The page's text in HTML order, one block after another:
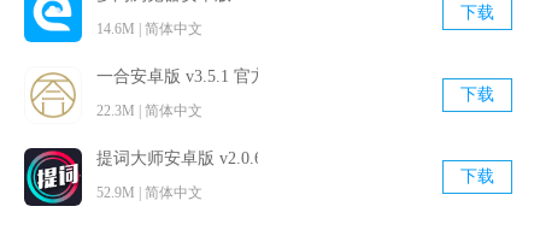
14.6M | 简体中文
下载
一合安卓版 v3.5.1 官方免费版
22.3M | 简体中文
下载
提词大师安卓版 v2.0.6 最新官方版
52.9M | 简体中文
下载